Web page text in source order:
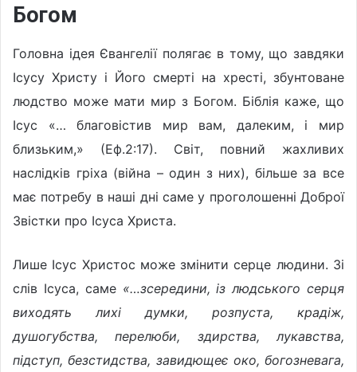
Богом
Головна ідея Євангелії полягає в тому, що завдяки
Ісусу Христу і Його смерті на хресті, збунтоване
людство може мати мир з Богом. Біблія каже, що
Ісус «… благовістив мир вам, далеким, і мир
близьким,» (Еф.2:17). Світ, повний жахливих
наслідків гріха (війна – один з них), більше за все
має потребу в наші дні саме у проголошенні Доброї
Звістки про Ісуса Христа.
Лише Ісус Христос може змінити серце людини. Зі
слів Ісуса, саме «…зсередини, із людського серця
виходять лихі думки, розпуста, крадіж,
душогубства, перелюби, здирства, лукавства,
підступ, безстидства, завидющеє око, богозневага,